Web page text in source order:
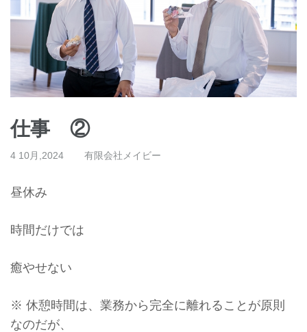
仕事 ②
4 10月,2024 有限会社メイビー
昼休み
時間だけでは
癒やせない
※ 休憩時間は、業務から完全に離れることが原則
なのだが、